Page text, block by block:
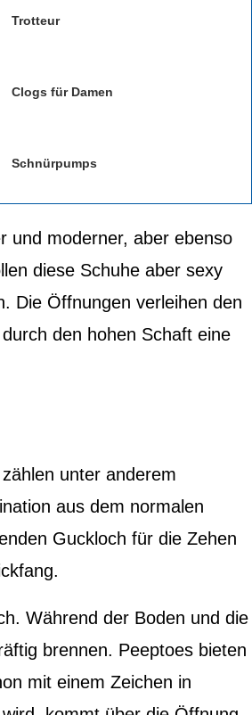
Trotteur
Clogs für Damen
Schnürpumps
und moderner, aber ebenso
diese Schuhe aber sexy
Die Öffnungen verleihen den
den hohen Schaft eine
unter anderem
aus dem normalen
Guckloch für die Zehen
Während der Boden und die
brennen. Peeptoes bieten
mit einem Zeichen in